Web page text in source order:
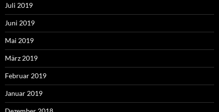
Juli 2019
Juni 2019
Mai 2019
März 2019
Februar 2019
Januar 2019